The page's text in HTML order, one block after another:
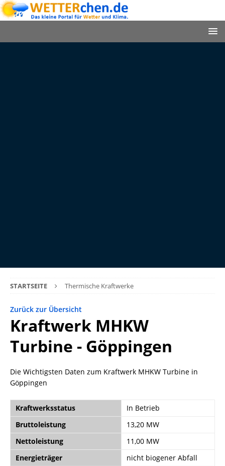
STARTSEITE Thermische Kraftwerke
Zurück zur Übersicht
Kraftwerk MHKW
Turbine - Göppingen
Die Wichtigsten Daten zum Kraftwerk MHKW Turbine in
Göppingen
Kraftwerksstatus
In Betrieb
Bruttoleistung
13,20 MW
Nettoleistung
11,00 MW
Energieträger
nicht biogener Abfall